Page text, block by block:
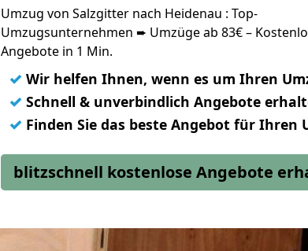
Umzug von Salzgitter nach Heidenau : Top-
Umzugsunternehmen ➨ Umzüge ab 83€ –
Angebote in 1 Min.
✓ Wir helfen Ihnen, wenn es um Ihren
✓ Schnell & unverbindlich Angebote
✓ Finden Sie das beste Angebot für Ihren
blitzschnell kostenlose Angebote